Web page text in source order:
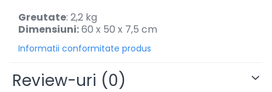
Greutate: 2,2 kg
Dimensiuni:60 x 50 x 7,5 cm
Informatii conformitate produs
Review-uri (0)